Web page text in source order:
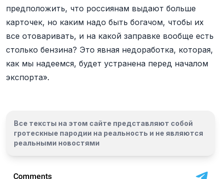
предположить, что россиянам выдают больше
карточек, но каким надо быть богачом, чтобы их
все отоваривать, и на какой заправке вообще есть
столько бензина? Это явная недоработка, которая,
как мы надеемся, будет устранена перед началом
экспорта».
Все тексты на этом сайте представляют собой
гротескные пародии на реальность и не являются
реальными новостями